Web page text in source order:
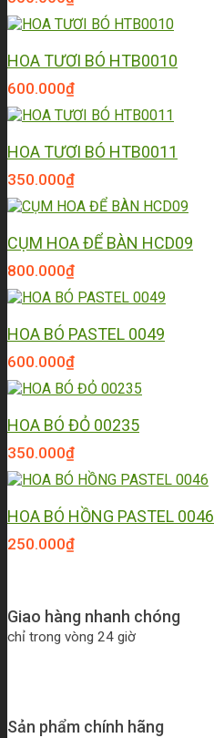
HOA TƯƠI BÓ HTB0010
600.000₫
HOA TƯƠI BÓ HTB0011
350.000₫
CỤM HOA ĐỂ BÀN HCD09
800.000₫
HOA BÓ PASTEL 0049
600.000₫
HOA BÓ ĐỎ 00235
350.000₫
HOA BÓ HỒNG PASTEL 0046
250.000₫
Giao hàng nhanh chóng
chỉ trong vòng 24 giờ
Sản phẩm chính hãng